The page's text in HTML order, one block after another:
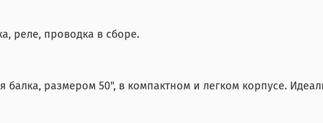
реле, проводка в сборе.
балка, размером 50", в компактном и легком корпусе.